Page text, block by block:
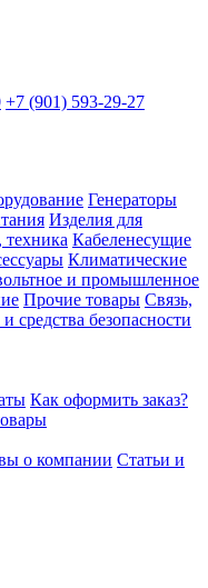
+7 (901) 593-29-27
Генераторы
Изделия для
Кабеленесущие
Климатические
и промышленное
Прочие товары Связь,
средства безопасности
Как оформить заказ?
о компании Статьи и